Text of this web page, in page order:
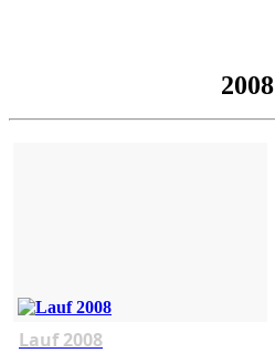
2008
Lauf 2008